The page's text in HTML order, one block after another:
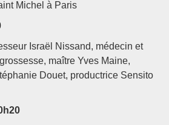
Michel à Paris
Israël Nissand, médecin et
maître Yves Maine,
Douet, productrice Sensito